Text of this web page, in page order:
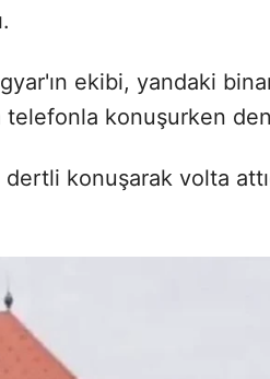
ekibi, yandaki
konuşurken
konuşarak volta